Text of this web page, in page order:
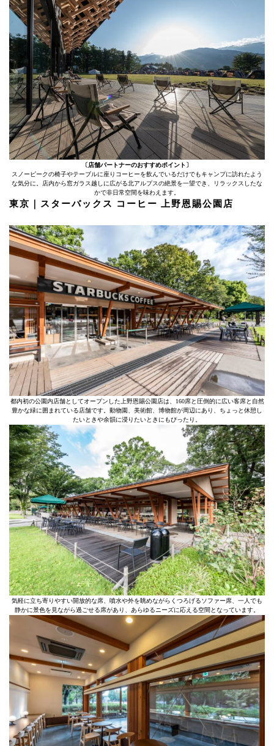
〔店舗パートナーのおすすめポイント〕
スノーピークの椅子やテーブルに座りコーヒーを飲んでいるだけでもキャンプに訪れたよう
な気分に。店内から窓ガラス越しに広がる北アルプスの絶景を一望でき、リラックスしたな
かで非日常空間を味わえます。
東京｜スターバックス コーヒー 上野恩賜公園店
都内初の公園内店舗としてオープンした上野恩賜公園店は、160席と圧倒的に広い客席と自然
豊かな緑に囲まれている店舗です。動物園、美術館、博物館が周辺にあり、ちょっと休憩し
たいときや余韻に浸りたいときにもぴったり。
気軽に立ち寄りやすい開放的な席、噴水や外を眺めながらくつろげるソファー席、一人でも
静かに景色を見ながら過ごせる席があり、あらゆるニーズに応える空間となっています。